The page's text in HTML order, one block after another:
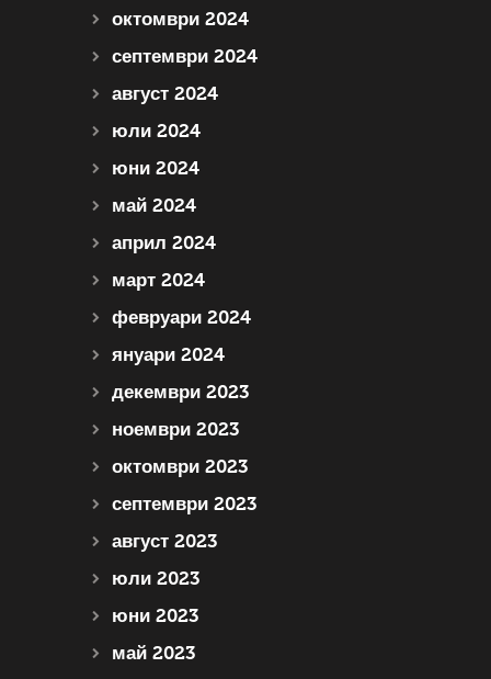
октомври 2024
септември 2024
август 2024
юли 2024
юни 2024
май 2024
април 2024
март 2024
февруари 2024
януари 2024
декември 2023
ноември 2023
октомври 2023
септември 2023
август 2023
юли 2023
юни 2023
май 2023